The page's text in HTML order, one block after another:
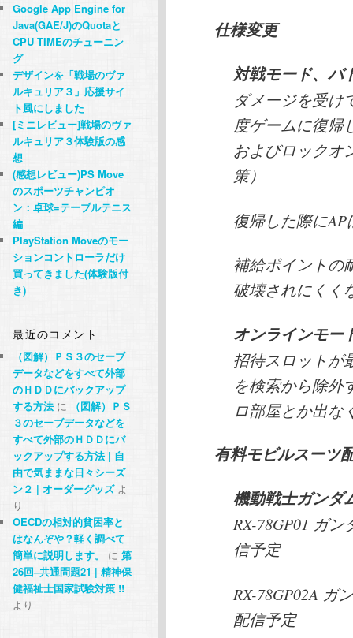
仕様変更
対戦モード、バ
ダメージを受け
度ゲームに復帰
およびロックオ
策）
復帰した際に
補給ポイントの
破壊されにくく
オンラインモー
招待スロットが
を検索から除外
ロ部屋とか出な
有料モビルスーツ
機動戦士ガンダ
RX-78GP01 ガ
信予定
RX-78GP02A ガ
配信予定
Google App Engine for
Java(GAE/J)のQuotaと
CPU TIMEのチューニン
グ
デザインを「戦場のヴァ
ルキュリア３」応援サイ
ト風にしました
[ミニレビュー]戦場のヴァ
ルキュリア３体験版の感
想
(感想レビュー)PS Move
のスポーツチャンピオ
ン：卓球=テーブルテニス
編
PlayStation Moveのモー
ションコントローラだけ
買ってきました(体験版付
き)
最近のコメント
（図解）ＰＳ３のセーブ
データなどをすべて外部
のＨＤＤにバックアップ
する方法に
（図解）ＰＳ
３のセーブデータなどを
すべて外部のＨＤＤにバ
ックアップする方法 | 自
由で気ままな日々シーズ
ン２ | オーダーグッズよ
り
OECDの相対的貧困率と
はなんぞや？軽く調べて
簡単に説明します。
に第
26回–共通問題21 | 精神保
健福祉士国家試験対策 !!
より